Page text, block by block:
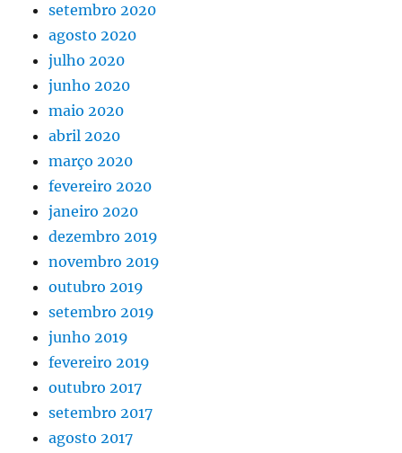
setembro 2020
agosto 2020
julho 2020
junho 2020
maio 2020
abril 2020
março 2020
fevereiro 2020
janeiro 2020
dezembro 2019
novembro 2019
outubro 2019
setembro 2019
junho 2019
fevereiro 2019
outubro 2017
setembro 2017
agosto 2017